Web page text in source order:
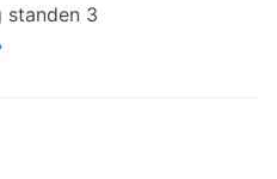
standen 3